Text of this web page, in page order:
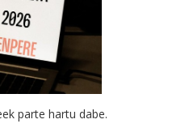
parte hartu dabe.